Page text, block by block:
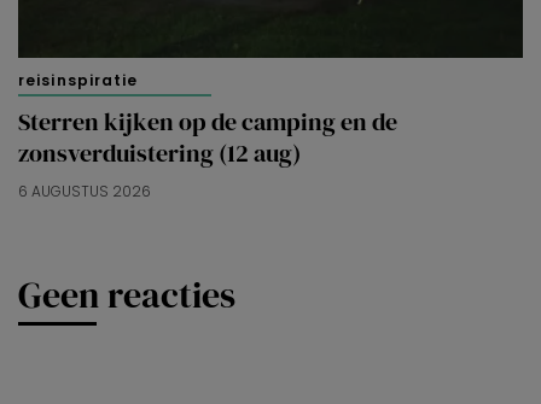
reisinspiratie
Sterren kijken op de camping en de
zonsverduistering (12 aug)
6 AUGUSTUS 2026
Geen reacties